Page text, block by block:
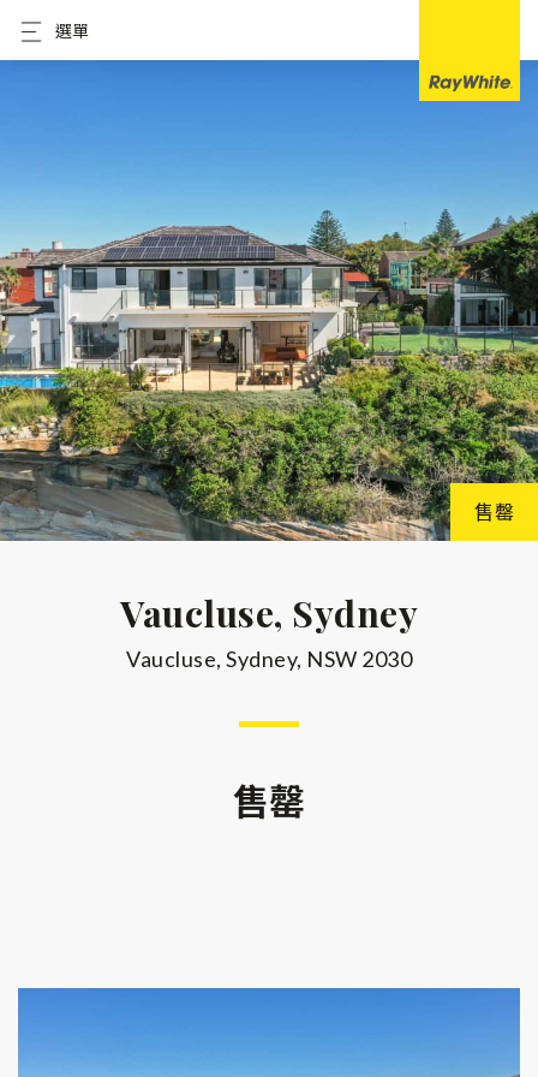
選單
售罄
Vaucluse, Sydney
Vaucluse, Sydney, NSW 2030
售罄